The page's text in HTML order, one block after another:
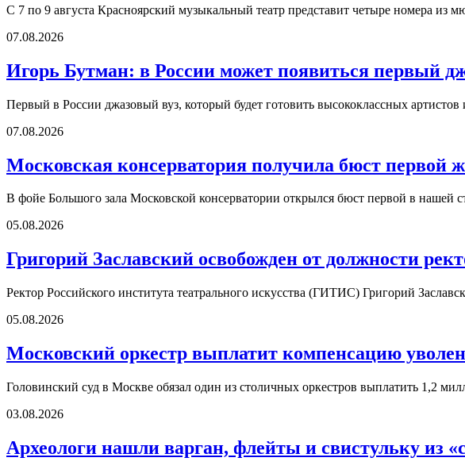
С 7 по 9 августа Красноярский музыкальный театр представит четыре номера из
07.08.2026
Игорь Бутман: в России может появиться первый
Первый в России джазовый вуз, который будет готовить высококлассных
07.08.2026
Московская консерватория получила бюст первой
В фойе Большого зала Московской консерватории открылся бюст первой в
05.08.2026
Григорий Заславский освобожден от должности
Ректор Российского института театрального искусства (ГИТИС) Григорий
05.08.2026
Московский оркестр выплатит компенсацию
Головинский суд в Москве обязал один из столичных оркестров выплатить 1,2
03.08.2026
Археологи нашли варган, флейты и свистульку из